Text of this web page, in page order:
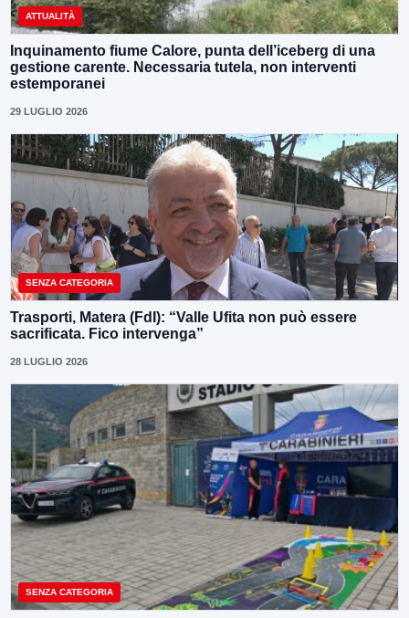
ATTUALITÀ
Inquinamento fiume Calore, punta dell’iceberg di una
gestione carente. Necessaria tutela, non interventi
estemporanei
29 LUGLIO 2026
SENZA CATEGORIA
Trasporti, Matera (FdI): “Valle Ufita non può essere
sacrificata. Fico intervenga”
28 LUGLIO 2026
SENZA CATEGORIA